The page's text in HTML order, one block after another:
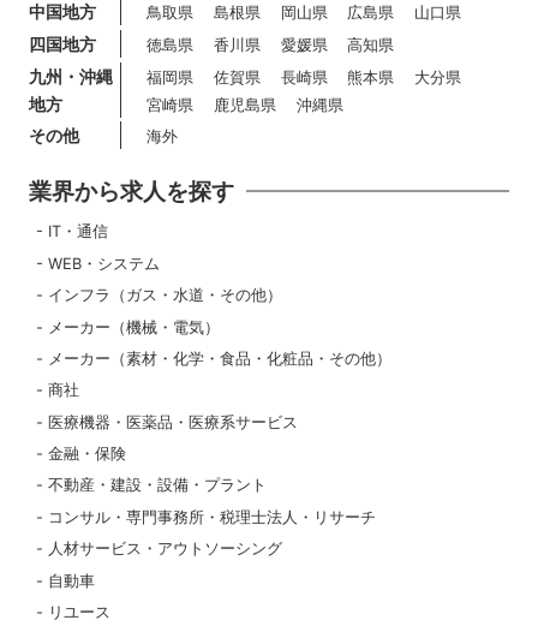
中国地方 鳥取県 島根県 岡山県 広島県 山口県
四国地方 徳島県 香川県 愛媛県 高知県
九州・沖縄
地方
福岡県 佐賀県 長崎県 熊本県
大分県
宮崎県
鹿児島県 沖縄県
その他 海外
業界から求人を探す
IT・通信
WEB・システム
インフラ（ガス・水道・その他）
メーカー（機械・電気）
メーカー（素材・化学・食品・化粧品・その他）
商社
医療機器・医薬品・医療系サービス
金融・保険
不動産・建設・設備・プラント
コンサル・専門事務所・税理士法人・リサーチ
人材サービス・アウトソーシング
自動車
リユース